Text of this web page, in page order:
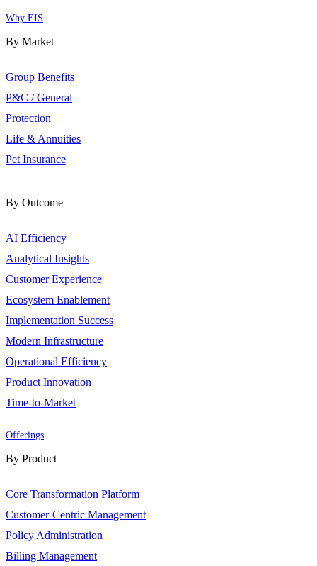
Why EIS
By Market
Group Benefits
P&C / General
Protection
Life & Annuities
Pet Insurance
By Outcome
AI Efficiency
Analytical Insights
Customer Experience
Ecosystem Enablement
Implementation Success
Modern Infrastructure
Operational Efficiency
Product Innovation
Time-to-Market
Offerings
By Product
Core Transformation Platform
Customer-Centric Management
Policy Administration
Billing Management